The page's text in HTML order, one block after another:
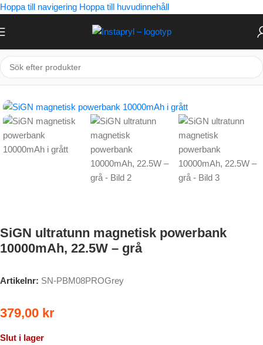
Hoppa till navigering Hoppa till huvudinnehåll
Hem/Powerbank/Magnetisk powerbank
SiGN ultratunn magnetisk powerbank
10000mAh, 22.5W – grå
Artikelnr: SN-PBM08PROGrey
379,00 kr
Slut i lager